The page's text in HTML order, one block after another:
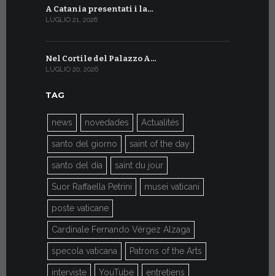
A Catania presentati i la…
LUGLIO 21, 2026
Nel Cortile del Palazzo A…
LUGLIO 20, 2026
TAG
news novedades Actualités
santo del giorno saint of the day
santo del día saint du jour
Suor Raffaella Petrini musei vaticani
poste vaticane
Cardinale Fernando Vérgez Alzaga
specola vaticana Patrons of the Arts
interviste YouTube entretiens